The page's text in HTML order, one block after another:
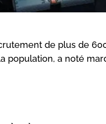
de plus de
population, a noté